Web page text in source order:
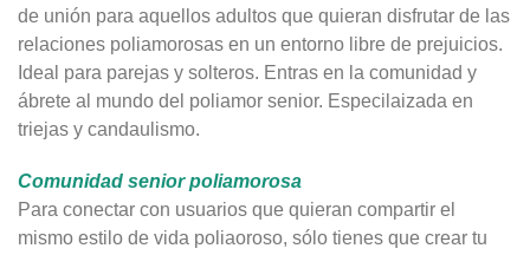
de unión para aquellos adultos que quieran disfrutar de las
relaciones poliamorosas en un entorno libre de prejuicios.
Ideal para parejas y solteros. Entras en la comunidad y
ábrete al mundo del poliamor senior. Especilaizada en
triejas y candaulismo.
Comunidad senior poliamorosa
Para conectar con usuarios que quieran compartir el
mismo estilo de vida poliaoroso, sólo tienes que crear tu